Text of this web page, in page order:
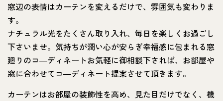
窓辺の表情はカーテンを変えるだけで、雰囲気も変わりま
す。
ナチュラル光をたくさん取り入れ、毎日を楽しくお過ごし
下さいませ。気持ちが潤い心が安らぎ幸福感に包まれる窓
廻りのコ―ディネートお気軽に御相談下されば、お部屋や
窓に合わせてコ―ディネート提案させて頂きます。
カーテンはお部屋の装飾性を高め、見た目だけでなく、機